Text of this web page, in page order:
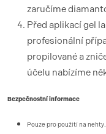
zaručíme
Před aplikací gel
profesionální
propilované a
účelu nabízíme
Bezpečnostní informace
Pouze pro použití na nehty.